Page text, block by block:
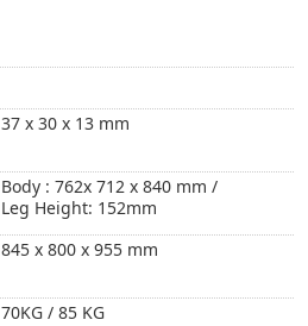
37 x 30 x 13 mm
Body : 762x 712 x 840 mm /
Leg Height: 152mm
845 x 800 x 955 mm
70KG / 85 KG